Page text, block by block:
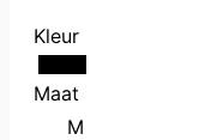
Kleur
Maat
M